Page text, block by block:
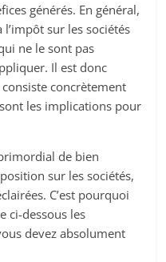
générés. En général,
sur les sociétés
ne le sont pas
Il est donc
concrètement
les implications pour
de bien
sur les sociétés,
C’est pourquoi
ci-dessous les
devez absolument